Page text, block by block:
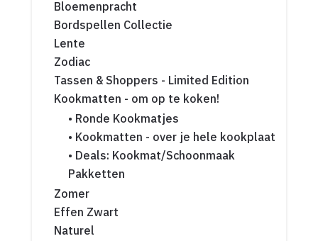
Bloemenpracht
Bordspellen Collectie
Lente
Zodiac
Tassen & Shoppers - Limited Edition
Kookmatten - om op te koken!
• Ronde Kookmatjes
• Kookmatten - over je hele kookplaat
• Deals: Kookmat/Schoonmaak
Pakketten
Zomer
Effen Zwart
Naturel